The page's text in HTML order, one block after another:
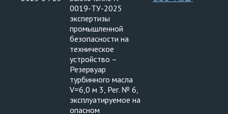
0019-ТУ-2025
экспертизы
промышленной
безопасности на
техническое
устройство –
Резервуар
турбинного масла
V=6,0 м 3, Рег. № 6,
эксплуатируемое на
опасном